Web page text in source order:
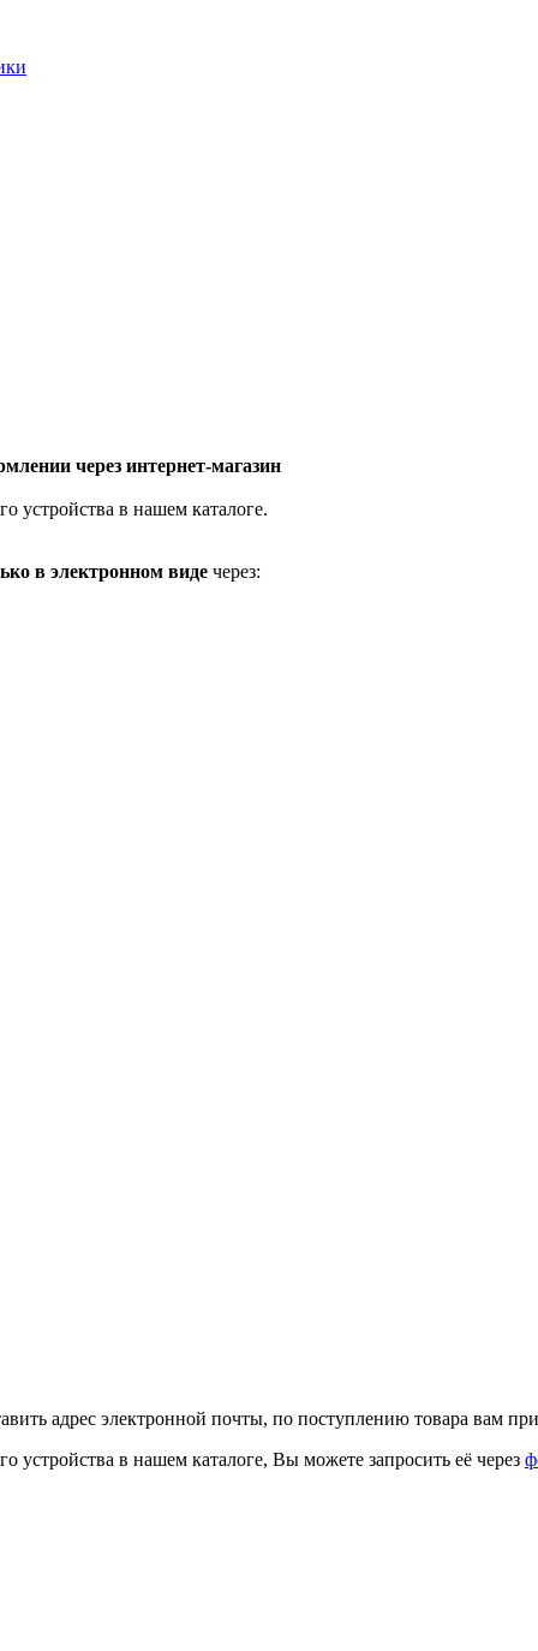
через интернет-магазин
устройства в нашем каталоге.
в электронном виде через:
адрес электронной почты, по поступлению товара вам
устройства в нашем каталоге, Вы можете запросить её через